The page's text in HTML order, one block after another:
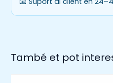
Una cita
importància i la
Millorar la teva
curs de manera
També et pot